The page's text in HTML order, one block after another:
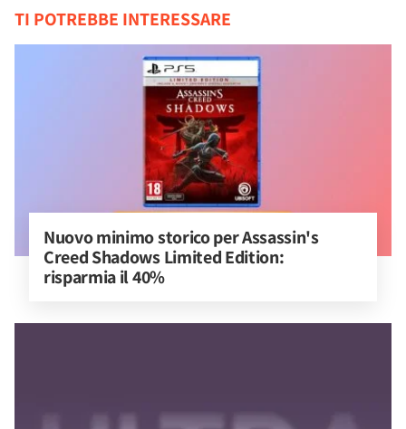
TI POTREBBE INTERESSARE
Nuovo minimo storico per Assassin's
Creed Shadows Limited Edition:
risparmia il 40%